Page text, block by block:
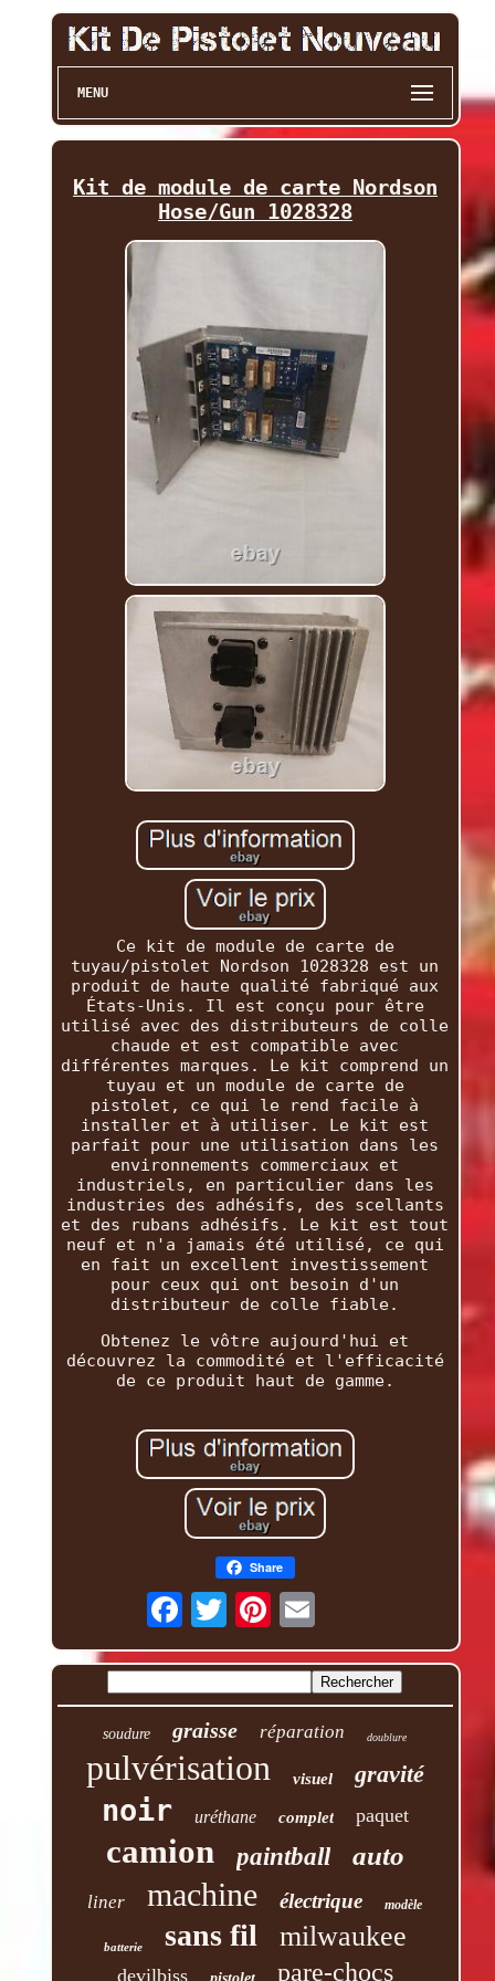
MENU
Kit de module de carte Nordson
Hose/Gun 1028328
Ce kit de module de carte de
tuyau/pistolet Nordson 1028328 est un
produit de haute qualité fabriqué aux
États-Unis. Il est conçu pour être
utilisé avec des distributeurs de colle
chaude et est compatible avec
différentes marques. Le kit comprend un
tuyau et un module de carte de
pistolet, ce qui le rend facile à
installer et à utiliser. Le kit est
parfait pour une utilisation dans les
environnements commerciaux et
industriels, en particulier dans les
industries des adhésifs, des scellants
et des rubans adhésifs. Le kit est tout
neuf et n'a jamais été utilisé, ce qui
en fait un excellent investissement
pour ceux qui ont besoin d'un
distributeur de colle fiable.
Obtenez le vôtre aujourd'hui et
découvrez la commodité et l'efficacité
de ce produit haut de gamme.
Share
soudure graisse réparation doublure
pulvérisation visuel gravité
noir uréthane complet paquet
camion paintball auto
liner machine électrique modèle
batterie sans fil milwaukee
devilbiss pare-chocs